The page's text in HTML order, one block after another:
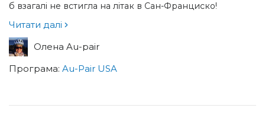
б взагалі не встигла на літак в Сан-Франциско!
Читати далі
Олена Au-pair
Програма: Au-Pair USA